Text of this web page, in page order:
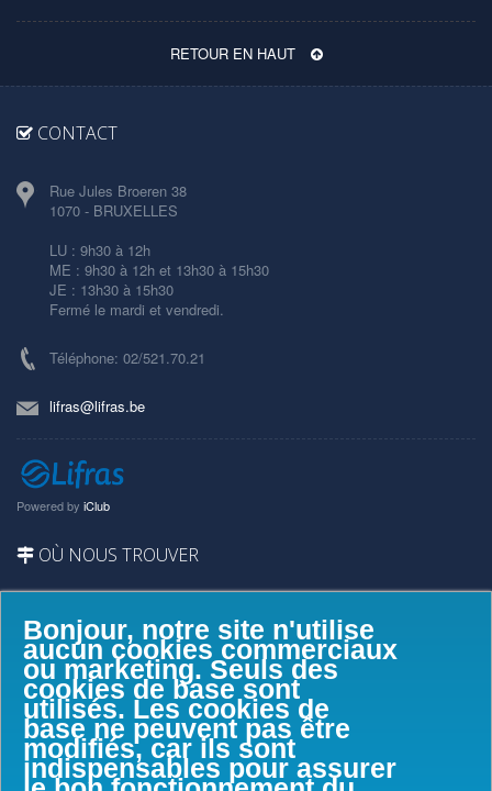
Bonjour, notre site n'utilise
aucun cookies commerciaux
ou marketing. Seuls des
cookies de base sont
utilisés. Les cookies de
base ne peuvent pas être
modifiés, car ils sont
indispensables pour assurer
RETOUR EN HAUT
CONTACT
Rue Jules Broeren 38
1070 - BRUXELLES
LU : 9h30 à 12h
ME : 9h30 à 12h et 13h30 à 15h30
JE : 13h30 à 15h30
Fermé le mardi et vendredi.
Téléphone: 02/521.70.21
lifras@lifras.be
Powered by iClub
OÙ NOUS TROUVER